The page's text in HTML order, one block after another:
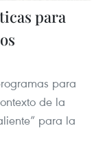
para
para
de la
para la